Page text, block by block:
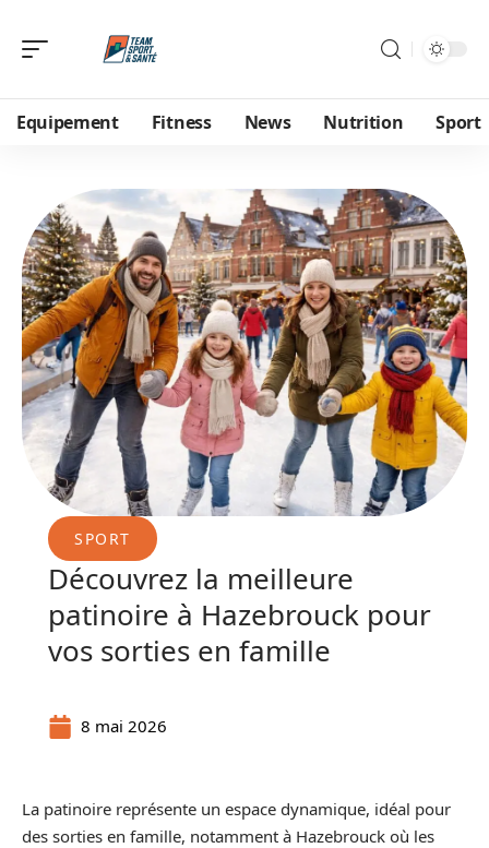
Equipement Fitness News Nutrition Sport
SPORT
Découvrez la meilleure
patinoire à Hazebrouck pour
vos sorties en famille
8 mai 2026
La patinoire représente un espace dynamique, idéal pour
des sorties en famille, notamment à Hazebrouck où les